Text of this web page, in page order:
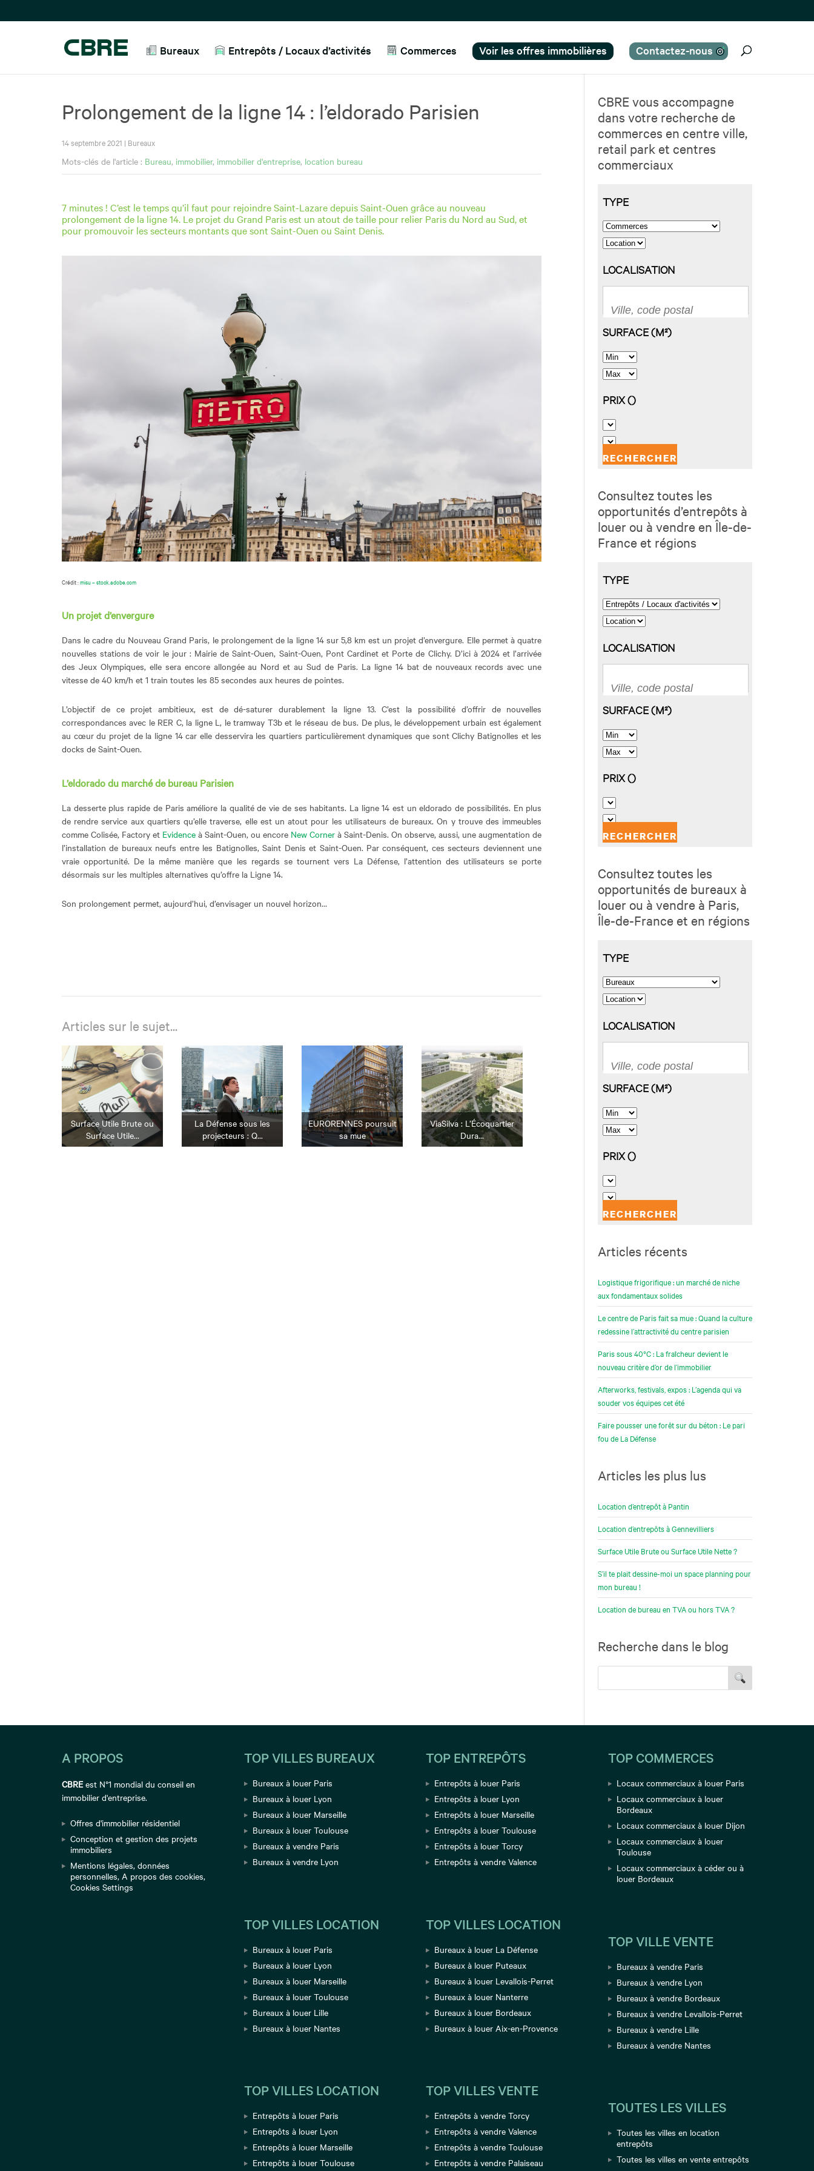
Bureaux Entrepôts / Locaux d’activités Commerces Voir les offres immobilières Contactez-nous
Prolongement de la ligne 14 : l’eldorado Parisien
14 septembre 2021 | Bureaux
Mots-clés de l'article : Bureau, immobilier, immobilier d'entreprise, location bureau
7 minutes ! C’est le temps qu’il faut pour rejoindre Saint-Lazare depuis Saint-Ouen grâce au nouveau
prolongement de la ligne 14. Le projet du Grand Paris est un atout de taille pour relier Paris du Nord au Sud, et
pour promouvoir les secteurs montants que sont Saint-Ouen ou Saint Denis.
Crédit :misu –stock.adobe.com
Un projet d’envergure
Dans le cadre du Nouveau Grand Paris, le prolongement de la ligne 14 sur 5,8 km est un projet d’envergure. Elle permet à quatre
nouvelles stations de voir le jour : Mairie de Saint-Ouen, Saint-Ouen, Pont Cardinet et Porte de Clichy. D’ici à 2024 et l’arrivée
des Jeux Olympiques, elle sera encore allongée au Nord et au Sud de Paris. La ligne 14 bat de nouveaux records avec une
vitesse de 40 km/h et 1 train toutes les 85 secondes aux heures de pointes.
L’objectif de ce projet ambitieux, est de dé-saturer durablement la ligne 13. C’est la possibilité d’offrir de nouvelles
correspondances avec le RER C, la ligne L, le tramway T3b et le réseau de bus. De plus, le développement urbain est également
au cœur du projet de la ligne 14 car elle desservira les quartiers particulièrement dynamiques que sont Clichy Batignolles et les
docks de Saint-Ouen.
L’eldorado du marché de bureau Parisien
La desserte plus rapide de Paris améliore la qualité de vie de ses habitants. La ligne 14 est un eldorado de possibilités. En plus
de rendre service aux quartiers qu’elle traverse, elle est un atout pour les utilisateurs de bureaux. On y trouve des immeubles
comme Colisée, Factory et Evidence à Saint-Ouen, ou encore New Corner à Saint-Denis. On observe, aussi, une augmentation de
l’installation de bureaux neufs entre les Batignolles, Saint Denis et Saint-Ouen. Par conséquent, ces secteurs deviennent une
vraie opportunité. De la même manière que les regards se tournent vers La Défense, l’attention des utilisateurs se porte
désormais sur les multiples alternatives qu’offre la Ligne 14.
Son prolongement permet, aujourd’hui, d’envisager un nouvel horizon…
Articles sur le sujet...
Surface Utile Brute ou
Surface Utile...
La Défense sous les
projecteurs : Q...
EURORENNES poursuit
sa mue
ViaSilva : L’Écoquartier
Dura...
CBRE vous accompagne
dans votre recherche de
commerces en centre ville,
retail park et centres
commerciaux
Consultez toutes les
opportunités d’entrepôts à
louer ou à vendre en Île-de-
France et régions
Consultez toutes les
opportunités de bureaux à
louer ou à vendre à Paris,
Île-de-France et en régions
Articles récents
Logistique frigorifique : un marché de niche
aux fondamentaux solides
Le centre de Paris fait sa mue : Quand la culture
redessine l’attractivité du centre parisien
Paris sous 40°C : La fraîcheur devient le
nouveau critère d’or de l’immobilier
Afterworks, festivals, expos : L’agenda qui va
souder vos équipes cet été
Faire pousser une forêt sur du béton : Le pari
fou de La Défense
Articles les plus lus
Location d’entrepôt à Pantin
Location d’entrepôts à Gennevilliers
Surface Utile Brute ou Surface Utile Nette ?
S’il te plait dessine-moi un space planning pour
mon bureau !
Location de bureau en TVA ou hors TVA ?
Recherche dans le blog
A PROPOS
CBRE est N°1 mondial du conseil en
immobilier d'entreprise.
Offres d'immobilier résidentiel
Conception et gestion des projets
immobiliers
Mentions légales, données
personnelles, A propos des cookies,
Cookies Settings
TOP VILLES BUREAUX
Bureaux à louer Paris
Bureaux à louer Lyon
Bureaux à louer Marseille
Bureaux à louer Toulouse
Bureaux à vendre Paris
Bureaux à vendre Lyon
TOP VILLES LOCATION
Bureaux à louer Paris
Bureaux à louer Lyon
Bureaux à louer Marseille
Bureaux à louer Toulouse
Bureaux à louer Lille
Bureaux à louer Nantes
TOP VILLES LOCATION
Entrepôts à louer Paris
Entrepôts à louer Lyon
Entrepôts à louer Marseille
Entrepôts à louer Toulouse
TOP ENTREPÔTS
Entrepôts à louer Paris
Entrepôts à louer Lyon
Entrepôts à louer Marseille
Entrepôts à louer Toulouse
Entrepôts à louer Torcy
Entrepôts à vendre Valence
TOP VILLES LOCATION
Bureaux à louer La Défense
Bureaux à louer Puteaux
Bureaux à louer Levallois-Perret
Bureaux à louer Nanterre
Bureaux à louer Bordeaux
Bureaux à louer Aix-en-Provence
TOP VILLES VENTE
Entrepôts à vendre Torcy
Entrepôts à vendre Valence
Entrepôts à vendre Toulouse
Entrepôts à vendre Palaiseau
TOP COMMERCES
Locaux commerciaux à louer Paris
Locaux commerciaux à louer
Bordeaux
Locaux commerciaux à louer Dijon
Locaux commerciaux à louer
Toulouse
Locaux commerciaux à céder ou à
louer Bordeaux
TOP VILLE VENTE
Bureaux à vendre Paris
Bureaux à vendre Lyon
Bureaux à vendre Bordeaux
Bureaux à vendre Levallois-Perret
Bureaux à vendre Lille
Bureaux à vendre Nantes
TOUTES LES VILLES
Toutes les villes en location
entrepôts
Toutes les villes en vente entrepôts